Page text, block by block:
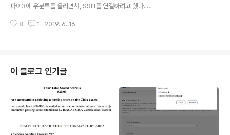
파이3에 우분투를 올리면서, SSH를 연결하려고 했다. 근
고 포스팅 apt-getupdate (sudo) apt-get update s
(sudo) ufw allow 22 (sudo) ufw reload ssh 서비스
시작 (sudo) service ssh start 제대로 구동되는지 확인
(sudo) service ssh status (sudo) ps -ef | gre..
8 1 2019. 6. 16.
이 블로그 인기글